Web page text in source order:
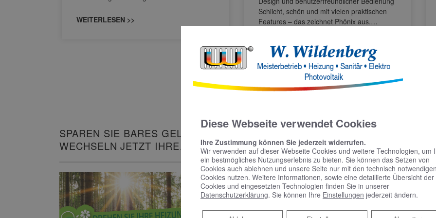
WEITERLESEN >>
Schlicht, schön und mit vielen praktischen
Features – das zeichnet Phönix aus.…
WEITERLESEN >>
SPAREN SIE BARES GELD UND
WECHSELN JETZT IHRE
BADPLANUNG FÜR IHR BAD
Diese Webseite verwendet Cookies
Ihre Zustimmung können Sie jederzeit widerrufen.
Wir verwenden auf dieser Webseite Cookies und weitere Technologien, um
ein bestmögliches Nutzungserlebnis zu bieten. Sie können das Setzen von
Cookies auch ablehnen und unsere Seite nur mit den technisch notwendigen
Cookies nutzen. Weitere Informationen, sowie eine detaillierte Übersicht der
Cookies und eingesetzten Technologien finden Sie in unserer
Datenschutzerklärung. Sie können Ihre Einstellungen jederzeit ändern.